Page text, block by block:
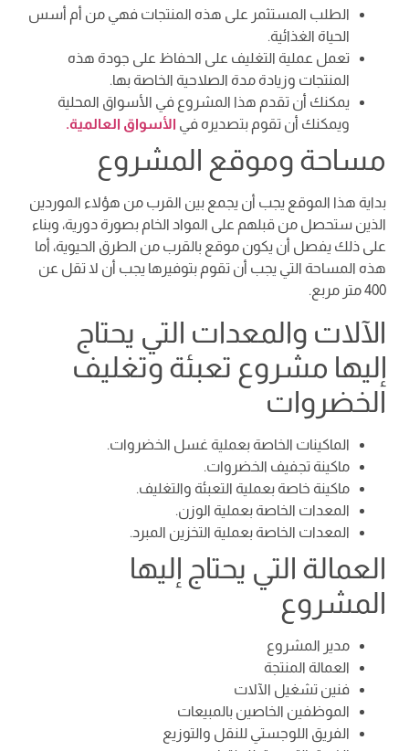
الطلب المستثمر على هذه المنتجات فهي من أم أسس
الحياة الغذائية.
تعمل عملية التغليف على الحفاظ على جودة هذه
المنتجات وزيادة مدة الصلاحية الخاصة بها.
يمكنك أن تقدم هذا المشروع في الأسواق المحلية
ويمكنك أن تقوم بتصديره في الأسواق العالمية.
مساحة وموقع المشروع
بداية هذا الموقع يجب أن يجمع بين القرب من هؤلاء الموردين
الذين ستحصل من قبلهم على المواد الخام بصورة دورية، وبناء
على ذلك يفصل أن يكون موقع بالقرب من الطرق الحيوية، أما
هذه المساحة التي يجب أن تقوم بتوفيرها يجب أن لا تقل عن
400 متر مربع.
الآلات والمعدات التي يحتاج
إليها مشروع تعبئة وتغليف
الخضروات
الماكينات الخاصة بعملية غسل الخضروات.
ماكينة تجفيف الخضروات.
ماكينة خاصة بعملية التعبئة والتغليف.
المعدات الخاصة بعملية الوزن.
المعدات الخاصة بعملية التخزين المبرد.
العمالة التي يحتاج إليها
المشروع
مدير المشروع
العمالة المنتجة
فنين تشغيل الآلات
الموظفين الخاصين بالمبيعات
الفريق اللوجستي للنقل والتوزيع